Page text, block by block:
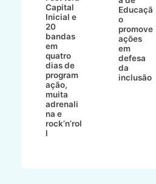
Capital
Inicial e
20
bandas
em
quatro
dias de
program
ação,
muita
adrenali
na e
rock’n’rol
l
Educaçã
o
promove
ações
em
defesa
da
inclusão